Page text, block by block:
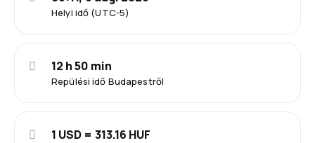
Helyi idő (UTC-5)
Repülési idő Budapestről
12 h 50 min
1 USD = 313.16 HUF